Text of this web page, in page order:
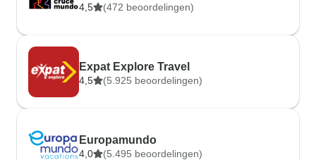
4,5 (472 beoordelingen)
Expat Explore Travel
4,5 (5.925 beoordelingen)
Europamundo
4,0 (5.495 beoordelingen)